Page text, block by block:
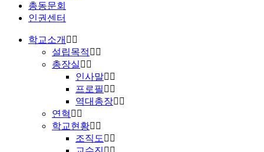
총동문회
인권센터
학교소개
설립목적
총장실
인사말
프로필
역대총장
연혁
학교현황
조직도